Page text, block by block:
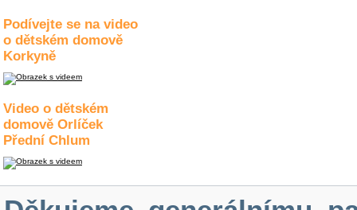
Podívejte se na video
o dětském domově
Korkyně
Video o dětském
domově Orlíček
Přední Chlum